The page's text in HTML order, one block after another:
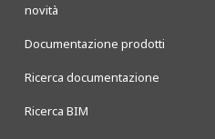
novità
Documentazione prodotti
Ricerca documentazione
Ricerca BIM